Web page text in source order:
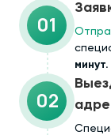
01
минут.
02